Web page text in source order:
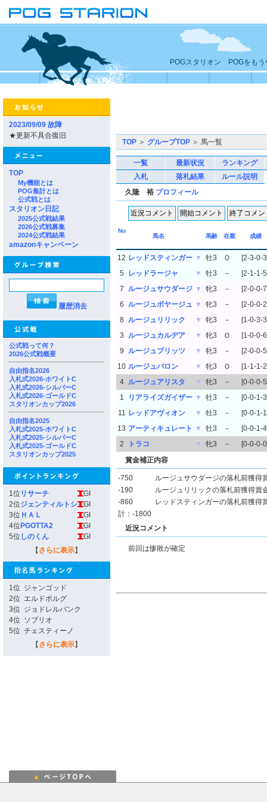
POGスタリオン POGをもう
2023/09/09 故障
★更新不具合復旧
TOP
My機能とは
POG集計とは
公式戦とは
スタリオン日記
2025公式戦結果
2026公式戦募集
2024公式戦結果
amazonキャンペーン
履歴消去
公式戦って何？
2026公式戦概要
自由指名2026
入札式2026-ホワイトC
入札式2026-シルバーC
入札式2026-ゴールドC
スタリオンカップ2026
自由指名2025
入札式2025-ホワイトC
入札式2025-シルバーC
入札式2025-ゴールドC
スタリオンカップ2025
1位 リサーチ
GI
2位ジェンティルトシ
GI
3位 ＨＡＬ
GI
4位 PGOTTA2
GI
5位 しのくん
GI
【 さらに表示】
1位 ジャンゴッド
2位 エルドボルグ
3位 ジョドレルバンク
4位 ソブリオ
5位 チェスティーノ
【 さらに表示】
TOP ＞ グループTOP ＞ 馬一覧
一覧 最新状況
ランキング
入札
落札結果
ルール説明
久隆 裕 プロフィール
No
馬名
馬齢 在厩 成績
12 レッドスティンガー ▼ 牡3 Ｏ
[2-3-0-
5
レッドラージャ ▼ 牡3 －
[2-1-1-
7 ルージュサウダージ ▼ 牝3 －
[2-0-0-
6 ルージュボヤージュ ▼ 牝3 －
[2-0-0-
8 ルージュリリック ▼ 牝3 －
[1-0-3-
3 ルージュカルデア ▼ 牝3 Ｏ
[1-0-0-
9 ルージュブリッツ ▼ 牝3 －
[2-0-0-
10 ルージュバロン ▼ 牝3 Ｏ
[1-1-1-
4 ルージュアリスタ ▼ 牝3 －
[0-0-0-
1
リアライズガイザー ▼ 牡3 －
[0-0-1-
11 レッドアヴィオン ▼ 牡3 －
[0-0-1-
13 アーティキュレート ▼ 牡3 －
[0-0-1-
2
トラコ ▼ 牝3 －
[0-0-0-
賞金補正内容
-750
ルージュサウダージの落札前獲得
-190
ルージュリリックの落札前獲得賞
-860
レッドスティンガーの落札前獲得
計：-1800
近況コメント
前回は惨敗が確定